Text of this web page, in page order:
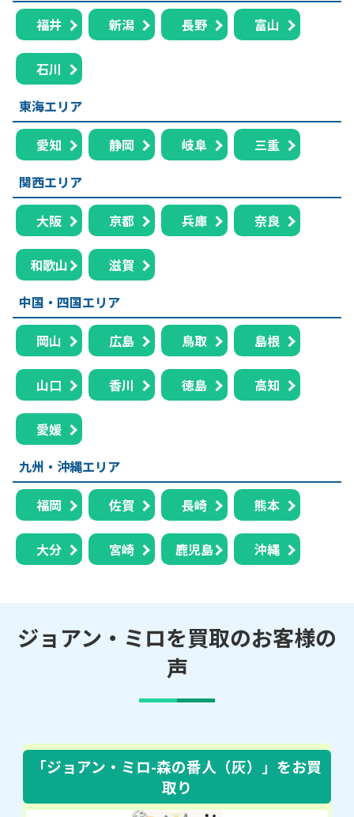
福井 新潟 長野 富山
石川
東海エリア
愛知 静岡 岐阜
三重
関西エリア
大阪 京都 兵庫 奈良
和歌山
滋賀
中国・四国エリア
岡山 広島 鳥取 島根
山口 香川 徳島 高知
愛媛
九州・沖縄エリア
福岡 佐賀 長崎 熊本
大分 宮崎 鹿児島 沖縄
ジョアン・ミロを買取のお客様の
声
「ジョアン・ミロ-森の番人（灰）」 をお買
取り